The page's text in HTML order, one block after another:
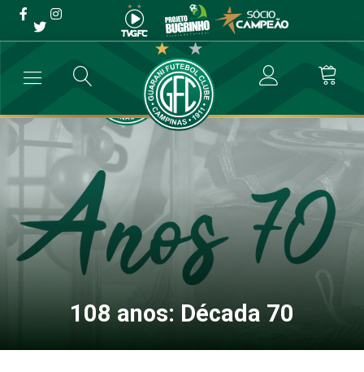
108 anos: Década 70
→ 108 anos: Década 70
108 anos: Década 70